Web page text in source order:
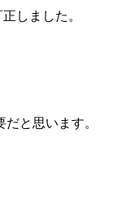
しました。
と思います。